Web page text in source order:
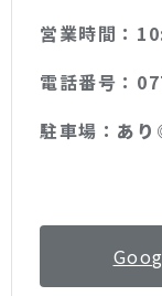
営業時間：
電話番号：
駐車場： あ